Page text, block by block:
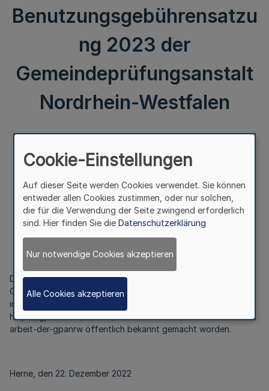
Benutzungsgebührensatzu
ng 2023 der
Gemeindeprüfungsanstalt
Nordrhein-Westfalen
Hinweis über die Bekanntmachung
der Gemeindeprüfungsanstalt Nordrhein-Westfalen
Die Benutzungsgebührensatzung 2023 der
Gemeindeprüfungsanstalt Nordrhein-Westfalen (gpaNRW) ist
im Internet unter
https://gpanrw.de/service/downloadcenter/rahmen-fuer-die-
arbeit-der-gpanrw öffentlich bekannt gemacht worden.
Herne, den 22. Dezember 2022
Cookie-Einstellungen
Auf dieser Seite werden Cookies verwendet. Sie können
entweder allen Cookies zustimmen, oder nur solchen,
die für die Verwendung der Seite zwingend erforderlich
sind. Hier finden Sie die Datenschutzerklärung
Nur notwendige Cookies akzeptieren
Alle Cookies akzeptieren